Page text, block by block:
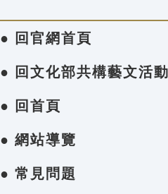
● 回官網首頁
● 回文化部共構藝文活
● 回首頁
● 網站導覽
● 常見問題